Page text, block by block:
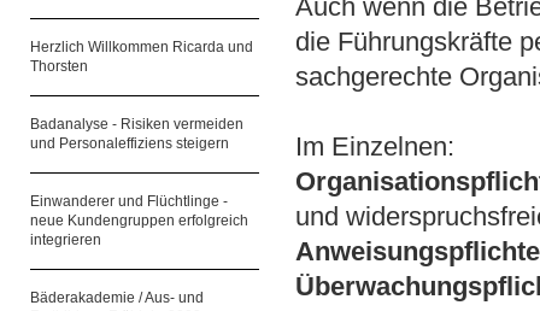
Auch wenn die
die Führungskräfte
sachgerechte
Im Einzelnen:
und
Herzlich Willkommen Ricarda und
Thorsten
Badanalyse - Risiken vermeiden
und Personaleffiziens steigern
Einwanderer und Flüchtlinge -
neue Kundengruppen erfolgreich
integrieren
Bäderakademie / Aus- und